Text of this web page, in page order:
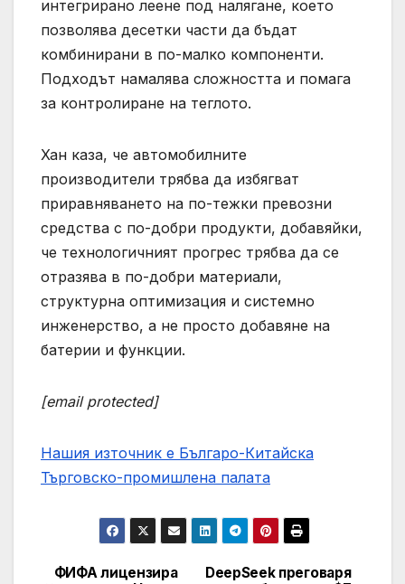
интегрирано леене под налягане, което
позволява десетки части да бъдат
комбинирани в по-малко компоненти.
Подходът намалява сложността и помага
за контролиране на теглото.
Хан каза, че автомобилните
производители трябва да избягват
приравняването на по-тежки превозни
средства с по-добри продукти, добавяйки,
че технологичният прогрес трябва да се
отразява в по-добри материали,
структурна оптимизация и системно
инженерство, а не просто добавяне на
батерии и функции.
[email protected]
Нашия източник е Българо-Китайска
Търговско-промишлена палaта
DeepSeek преговаря
ФИФА лицензира